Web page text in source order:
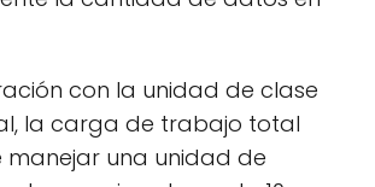
con la unidad de clase
la carga de trabajo total
manejar una unidad de